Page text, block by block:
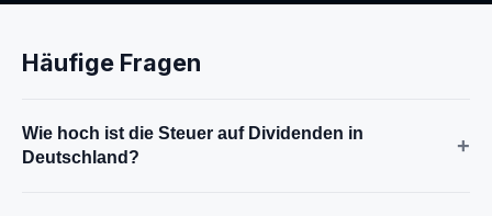
Häufige Fragen
Wie hoch ist die Steuer auf Dividenden in
Deutschland?
+